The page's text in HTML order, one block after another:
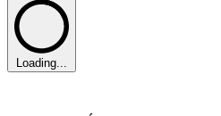
Loading...